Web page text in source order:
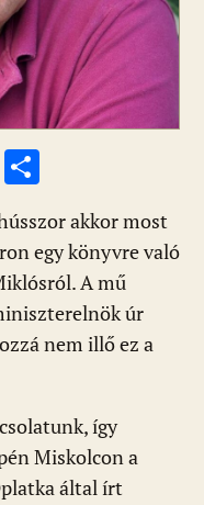
Pr
za
m
e
g
akkor most
egy könyvre való
A mű
úr
nem illő ez a
így
Miskolcon a
által írt